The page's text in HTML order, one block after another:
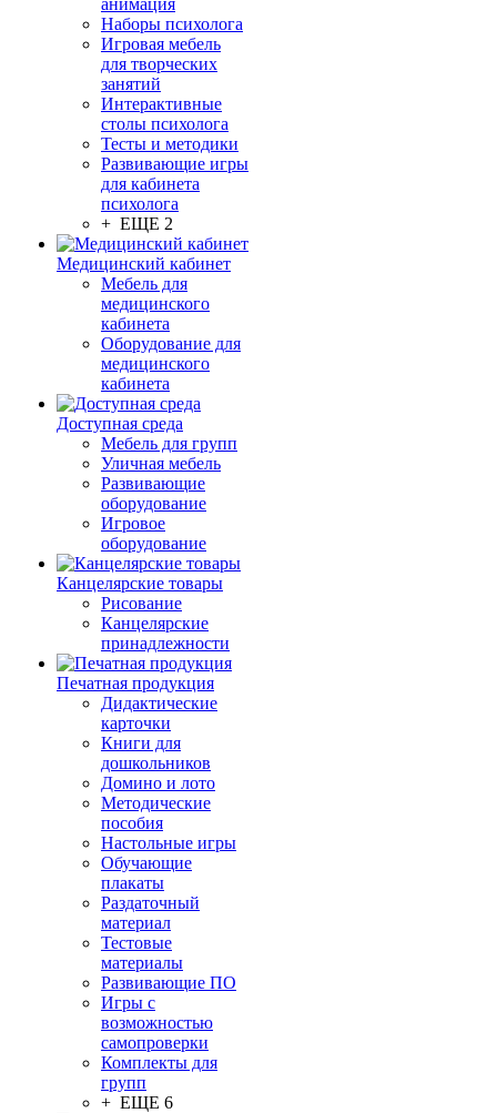
анимация
Наборы психолога
Игровая мебель
для творческих
занятий
Интерактивные
столы психолога
Тесты и методики
Развивающие игры
для кабинета
психолога
+ ЕЩЕ 2
Медицинский кабинет
Мебель для
медицинского
кабинета
Оборудование для
медицинского
кабинета
Доступная среда
Мебель для групп
Уличная мебель
Развивающие
оборудование
Игровое
оборудование
Канцелярские товары
Рисование
Канцелярские
принадлежности
Печатная продукция
Дидактические
карточки
Книги для
дошкольников
Домино и лото
Методические
пособия
Настольные игры
Обучающие
плакаты
Раздаточный
материал
Тестовые
материалы
Развивающие ПО
Игры с
возможностью
самопроверки
Комплекты для
групп
+ ЕЩЕ 6